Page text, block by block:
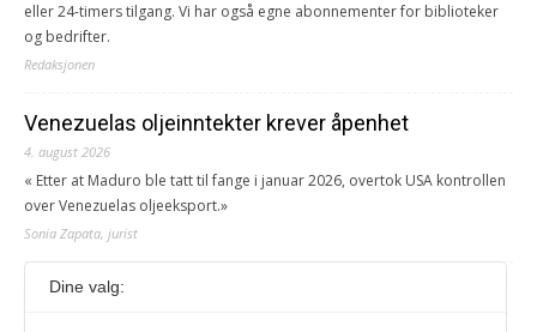
eller 24-timers tilgang. Vi har også egne abonnementer for biblioteker
og bedrifter.
Redaksjonen
Venezuelas oljeinntekter krever åpenhet
4. august 2026
« Etter at Maduro ble tatt til fange i januar 2026, overtok USA kontrollen
over Venezuelas oljeeksport.»
Sonia Zapata, jurist
117,8 millioner er på flukt, en nedgang fra forrige
Dine valg: